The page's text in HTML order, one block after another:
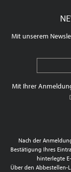
Mit unserem
Mit Ihrer
Nach der
Bestätigung Ihres
hinterlegte
Über den Abbestellen-